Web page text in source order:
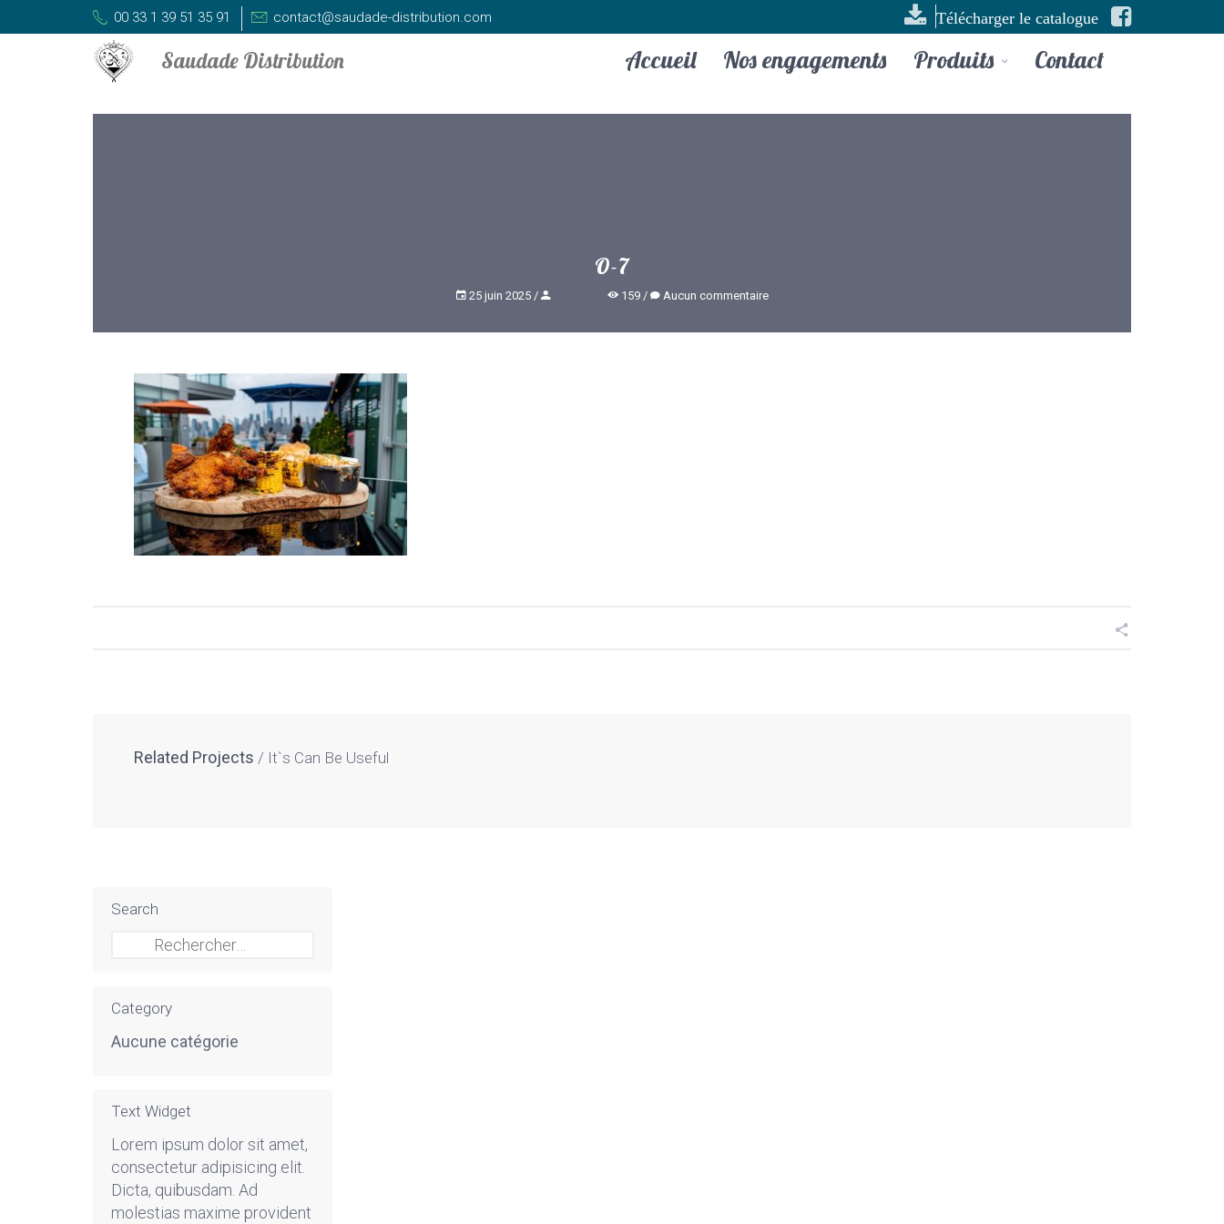
00 33 1 39 51 35 91 contact@saudade-distribution.com Télécharger le catalogue
Accueil Nos engagements Produits Contact
O-7
25 juin 2025 159 Aucun commentaire
Related Projects It`s Can Be Useful
Search
Rechercher :
Category
Aucune catégorie
Text Widget
Lorem ipsum dolor sit amet,
consectetur adipisicing elit.
Dicta, quibusdam. Ad
molestias maxime provident